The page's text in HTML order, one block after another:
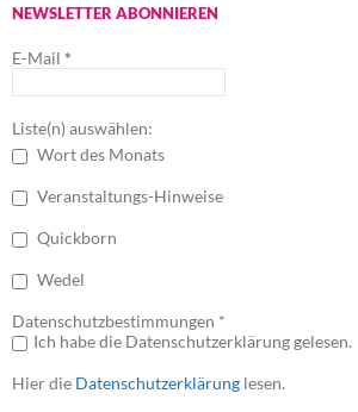
NEWSLETTER ABONNIEREN
E-Mail *
Liste(n) auswählen:
Wort des Monats
Veranstaltungs-Hinweise
Quickborn
Wedel
Datenschutzbestimmungen *
Ich habe die Datenschutzerklärung gelesen.
Hier die Datenschutzerklärung lesen.